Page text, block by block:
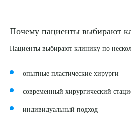
Почему пациенты выбирают
Пациенты выбирают клинику по
опытные пластические хирурги
современный хирургический
индивидуальный подход